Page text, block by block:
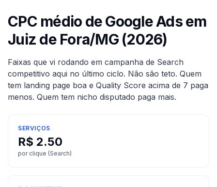
CPC médio de Google Ads em
Juiz de Fora/MG(2026)
Faixas que vi rodando em campanha de Search
competitivo aqui no último ciclo. Não são teto. Quem
tem landing page boa e Quality Score acima de 7 paga
menos. Quem tem nicho disputado paga mais.
SERVIÇOS
R$ 2.50
por clique (Search)